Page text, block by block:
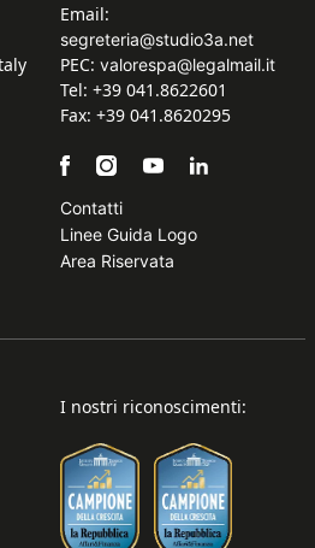
Email:
segreteria@studio3a.net
PEC: valorespa@legalmail.it
Tel: +39 041.8622601
Fax: +39 041.8620295
Contatti
Linee Guida Logo
Area Riservata
I nostri riconoscimenti: